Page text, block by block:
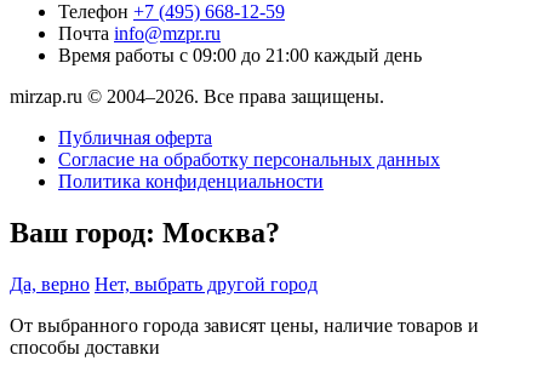
Телефон +7 (495) 668-12-59
Почта info@mzpr.ru
Время работы с 09:00 до 21:00 каждый день
mirzap.ru © 2004–2026. Все права защищены.
Публичная оферта
Согласие на обработку персональных данных
Политика конфиденциальности
Ваш город: Москва?
Да, верно Нет, выбрать другой город
От выбранного города зависят цены, наличие товаров и
способы доставки